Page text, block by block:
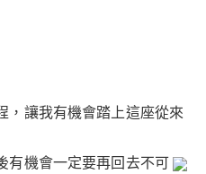
，讓我有機會踏上這座從來
有機會一定要再回去不可